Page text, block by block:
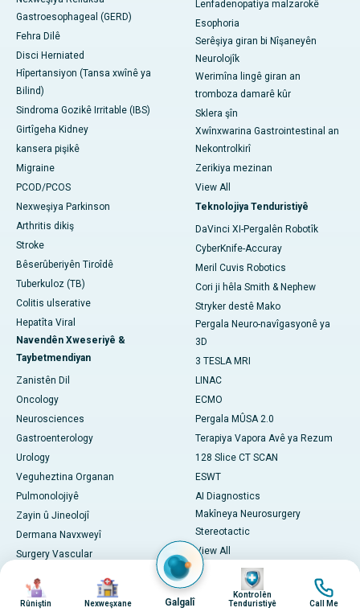
Gastroesophageal (GERD)
Fehra Dilê
Disci Herniated
Hîpertansiyon (Tansa xwînê ya
Bilind)
Sindroma Gozikê Irritable (IBS)
Girtîgeha Kidney
kansera pişikê
Migraine
PCOD/PCOS
Nexweşiya Parkinson
Arthritis dikiş
Stroke
Bêserûberiyên Tiroîdê
Tuberkuloz (TB)
Colitis ulserative
Hepatîta Viral
Navendên Xweseriyê &
Taybetmendiyan
Zanistên Dil
Oncology
Neurosciences
Gastroenterology
Urology
Veguheztina Organan
Pulmonolojiyê
Zayin û Jineolojî
Dermana Navxweyî
Surgery Vascular
Cosmetology
Tenduristiya Pêşîn
Lenfadenopatiya malzarokê
Esophoria
Serêşiya giran bi Nîşaneyên
Neurolojîk
Werimîna lingê giran an
tromboza damarê kûr
Sklera şîn
Xwînxwarina Gastrointestinal an
Nekontrolkirî
Zerikiya mezinan
View All
Teknolojiya Tenduristiyê
DaVinci XI-Pergalên Robotîk
CyberKnife-Accuray
Meril Cuvis Robotics
Cori ji hêla Smith & Nephew
Stryker destê Mako
Pergala Neuro-navîgasyonê ya
3D
3 TESLA MRI
LINAC
ECMO
Pergala MÛSA 2.0
Terapiya Vapora Avê ya Rezum
128 Slice CT SCAN
ESWT
AI Diagnostics
Makîneya Neurosurgery
Stereotactic
View All
Dermanan
Adapalene
Astaxanthin
Wêne
Rûniştin
Wêne
Nexweşxane Galgalî
Wêne
Kontrolên
Tenduristiyê
Wêne
Call Me